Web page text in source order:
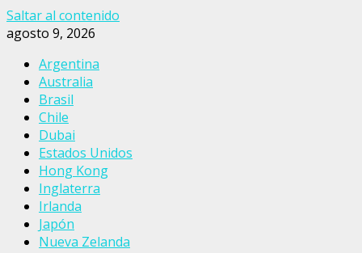
Saltar al contenido
agosto 9, 2026
Argentina
Australia
Brasil
Chile
Dubai
Estados Unidos
Hong Kong
Inglaterra
Irlanda
Japón
Nueva Zelanda